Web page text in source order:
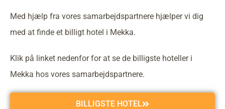
Med hjælp fra vores samarbejdspartnere hjælper vi dig
med at finde et billigt hotel i Mekka.
Klik på linket nedenfor for at se de billigste hoteller i
Mekka hos vores samarbejdspartnere.
BILLIGSTE HOTEL